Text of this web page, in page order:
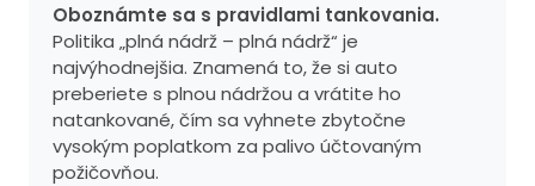
Oboznámte sa s pravidlami tankovania.
Politika „plná nádrž – plná nádrž“ je
najvýhodnejšia. Znamená to, že si auto
preberiete s plnou nádržou a vrátite ho
natankované, čím sa vyhnete zbytočne
vysokým poplatkom za palivo účtovaným
požičovňou.